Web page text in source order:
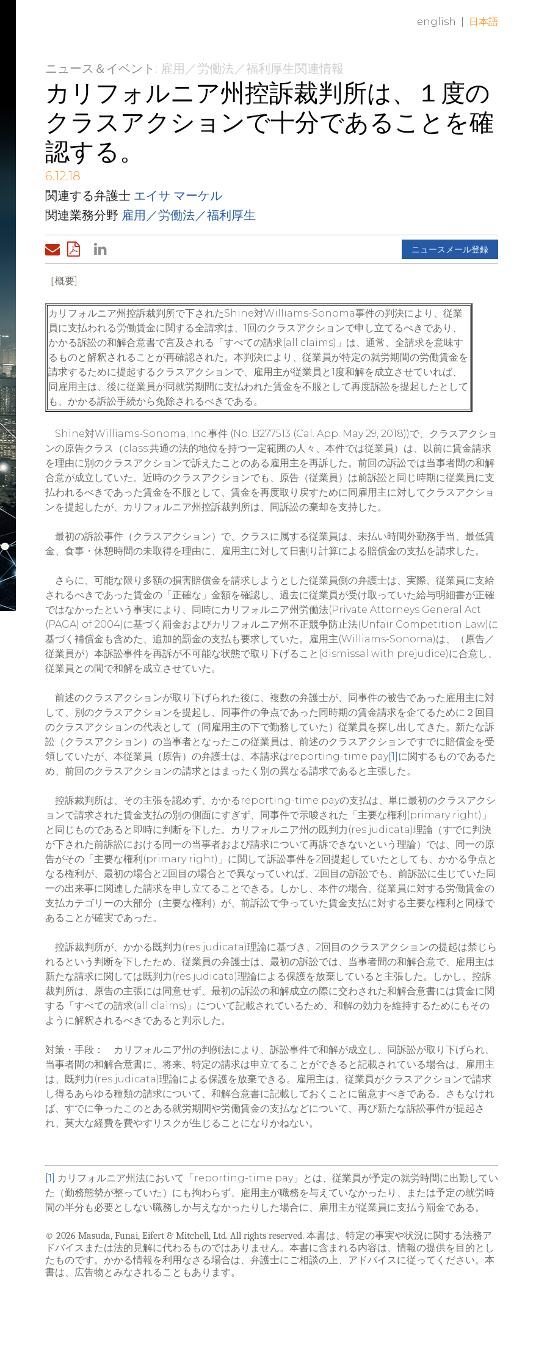
english 日本語
ニュース＆イベント : 雇用／労働法／福利厚生関連情報
カリフォルニア州控訴裁判所は、１度の
クラスアクションで十分であることを確
認する。
6.12.18
関連する弁護士 エイサ マーケル
関連業務分野 雇用／労働法／福利厚生
ニュースメール登録
［概要]
カリフォルニア州控訴裁判所で下されたShine対Williams-Sonoma事件の判決により、従業
員に支払われる労働賃金に関する全請求は、1回のクラスアクションで申し立てるべきであり、
かかる訴訟の和解合意書で言及される「すべての請求(all claims)」は、通常、全請求を意味す
るものと解釈されることが再確認された。本判決により、従業員が特定の就労期間の労働賃金を
請求するために提起するクラスアクションで、雇用主が従業員と1度和解を成立させていれば、
同雇用主は、後に従業員が同就労期間に支払われた賃金を不服として再度訴訟を提起したとして
も、かかる訴訟手続から免除されるべきである。
Shine対Williams-Sonoma, Inc.事件 (No. B277513 (Cal. App. May 29, 2018))で、クラスアクショ
ンの原告クラス（class:共通の法的地位を持つ一定範囲の人々、本件では従業員）は、以前に賃金請求
を理由に別のクラスアクションで訴えたことのある雇用主を再訴した。前回の訴訟では当事者間の和解
合意が成立していた。近時のクラスアクションでも、原告（従業員）は前訴訟と同じ時期に従業員に支
払われるべきであった賃金を不服として、賃金を再度取り戻すために同雇用主に対してクラスアクショ
ンを提起したが、カリフォルニア州控訴裁判所は、同訴訟の棄却を支持した。
最初の訴訟事件（クラスアクション）で、クラスに属する従業員は、未払い時間外勤務手当、最低賃
金、食事・休憩時間の未取得を理由に、雇用主に対して日割り計算による賠償金の支払を請求した。
さらに、可能な限り多額の損害賠償金を請求しようとした従業員側の弁護士は、実際、従業員に支給
されるべきであった賃金の「正確な」金額を確認し、過去に従業員が受け取っていた給与明細書が正確
ではなかったという事実により、同時にカリフォルニア州労働法(Private Attorneys General Act
(PAGA) of 2004)に基づく罰金およびカリフォルニア州不正競争防止法(Unfair Competition Law)に
基づく補償金も含めた、追加的罰金の支払も要求していた。雇用主(Williams-Sonoma)は、（原告／
従業員が）本訴訟事件を再訴が不可能な状態で取り下げること(dismissal with prejudice)に合意し、
従業員との間で和解を成立させていた。
前述のクラスアクションが取り下げられた後に、複数の弁護士が、同事件の被告であった雇用主に対
して、別のクラスアクションを提起し、同事件の争点であった同時期の賃金請求を企てるために２回目
のクラスアクションの代表として（同雇用主の下で勤務していた）従業員を探し出してきた。新たな訴
訟（クラスアクション）の当事者となったこの従業員は、前述のクラスアクションですでに賠償金を受
領していたが、本従業員（原告）の弁護士は、本請求はreporting-time pay[1] に関するものであるた
め、前回のクラスアクションの請求とはまったく別の異なる請求であると主張した。
控訴裁判所は、その主張を認めず、かかるreporting-time payの支払は、単に最初のクラスアクシ
ョンで請求された賃金支払の別の側面にすぎず、同事件で示唆された「主要な権利(primary right)」
と同じものであると即時に判断を下した。カリフォルニア州の既判力(res judicata)理論（すでに判決
が下された前訴訟における同一の当事者および請求について再訴できないという理論）では、同一の原
告がその「主要な権利(primary right)」に関して訴訟事件を2回提起していたとしても、かかる争点と
なる権利が、最初の場合と2回目の場合とで異なっていれば、2回目の訴訟でも、前訴訟に生じていた同
一の出来事に関連した請求を申し立てることできる。しかし、本件の場合、従業員に対する労働賃金の
支払カテゴリーの大部分（主要な権利）が、前訴訟で争っていた賃金支払に対する主要な権利と同様で
あることが確実であった。
控訴裁判所が、かかる既判力(res judicata)理論に基づき、2回目のクラスアクションの提起は禁じら
れるという判断を下したため、従業員の弁護士は、最初の訴訟では、当事者間の和解合意で、雇用主は
新たな請求に関しては既判力(res judicata)理論による保護を放棄していると主張した。しかし、控訴
裁判所は、原告の主張には同意せず、最初の訴訟の和解成立の際に交わされた和解合意書には賃金に関
する「すべての請求(all claims)」について記載されているため、和解の効力を維持するためにもその
ように解釈されるべきであると判示した。
対策・手段： カリフォルニア州の判例法により、訴訟事件で和解が成立し、同訴訟が取り下げられ、
当事者間の和解合意書に、将来、特定の請求は申立てることができると記載されている場合は、雇用主
は、既判力(res judicata)理論による保護を放棄できる。雇用主は、従業員がクラスアクションで請求
し得るあらゆる種類の請求について、和解合意書に記載しておくことに留意すべきである。さもなけれ
ば、すでに争ったこのとある就労期間や労働賃金の支払などについて、再び新たな訴訟事件が提起さ
れ、莫大な経費を費やすリスクが生じることになりかねない。
[1] カリフォルニア州法において「reporting-time pay」とは、従業員が予定の就労時間に出勤してい
た（勤務態勢が整っていた）にも拘わらず、雇用主が職務を与えていなかったり、または予定の就労時
間の半分も必要としない職務しか与えなかったりした場合に、雇用主が従業員に支払う罰金である。
© 2026 Masuda, Funai, Eifert & Mitchell, Ltd. All rights reserved. 本書は、特定の事実や状況に関する法務ア
ドバイスまたは法的見解に代わるものではありません。本書に含まれる内容は、情報の提供を目的とし
たものです。かかる情報を利用なさる場合は、弁護士にご相談の上、アドバイスに従ってください。本
書は、広告物とみなされることもあります。